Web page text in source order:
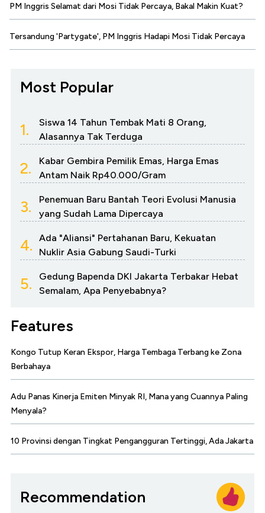
PM Inggris Selamat dari Mosi Tidak Percaya, Bakal Makin Kuat?
Tersandung 'Partygate', PM Inggris Hadapi Mosi Tidak Percaya
Most Popular
1.
Siswa 14 Tahun Tembak Mati 8 Orang,
Alasannya Tak Terduga
2.
Kabar Gembira Pemilik Emas, Harga Emas
Antam Naik Rp40.000/Gram
3.
Penemuan Baru Bantah Teori Evolusi Manusia
yang Sudah Lama Dipercaya
4.
Ada "Aliansi" Pertahanan Baru, Kekuatan
Nuklir Asia Gabung Saudi-Turki
5.
Gedung Bapenda DKI Jakarta Terbakar Hebat
Semalam, Apa Penyebabnya?
Features
Kongo Tutup Keran Ekspor, Harga Tembaga Terbang ke Zona
Berbahaya
Adu Panas Kinerja Emiten Minyak RI, Mana yang Cuannya Paling
Menyala?
10 Provinsi dengan Tingkat Pengangguran Tertinggi, Ada Jakarta
Recommendation